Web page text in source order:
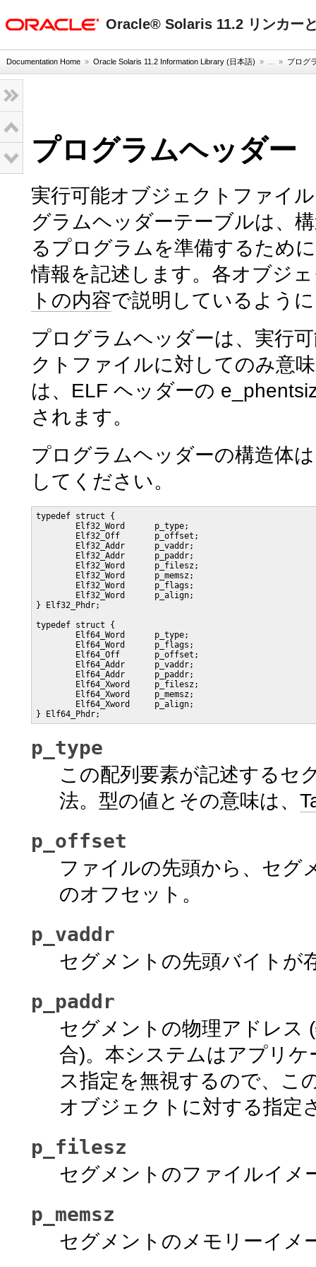
Oracle® Solaris 11.2 リンカー
Documentation Home » Oracle Solaris 11.2 Information Library (日本語) » ... » プログ
プログラムヘッダー
実行可能オブジェクトファイ
グラムヘッダーテーブルは、
るプログラムを準備するため
情報を記述します。各オブジ
トの内容で説明しているよう
プログラムヘッダーは、実行
クトファイルに対してのみ意
は、ELF ヘッダーの
されます。
プログラムヘッダーの構造体
してください。
typedef struct {
        Elf32_Word      p_type;
        Elf32_Off       p_offset;
        Elf32_Addr      p_vaddr;
        Elf32_Addr      p_paddr;
        Elf32_Word      p_filesz;
        Elf32_Word      p_memsz;
        Elf32_Word      p_flags;
        Elf32_Word      p_align;
} Elf32_Phdr;
typedef struct {
        Elf64_Word      p_type;
        Elf64_Word      p_flags;
        Elf64_Off       p_offset;
        Elf64_Addr      p_vaddr;
        Elf64_Addr      p_paddr;
        Elf64_Xword     p_filesz;
        Elf64_Xword     p_memsz;
        Elf64_Xword     p_align;
} Elf64_Phdr;
p_type
この配列要素が記述するセ
法。型の値とその意味は、
p_offset
ファイルの先頭から、セグ
のオフセット。
p_vaddr
セグメントの先頭バイトが
p_paddr
セグメントの物理アドレス
合)。本システムはアプリ
ス指定を無視するので、こ
オブジェクトに対する指定
p_filesz
セグメントのファイルイメ
p_memsz
セグメントのメモリーイメ